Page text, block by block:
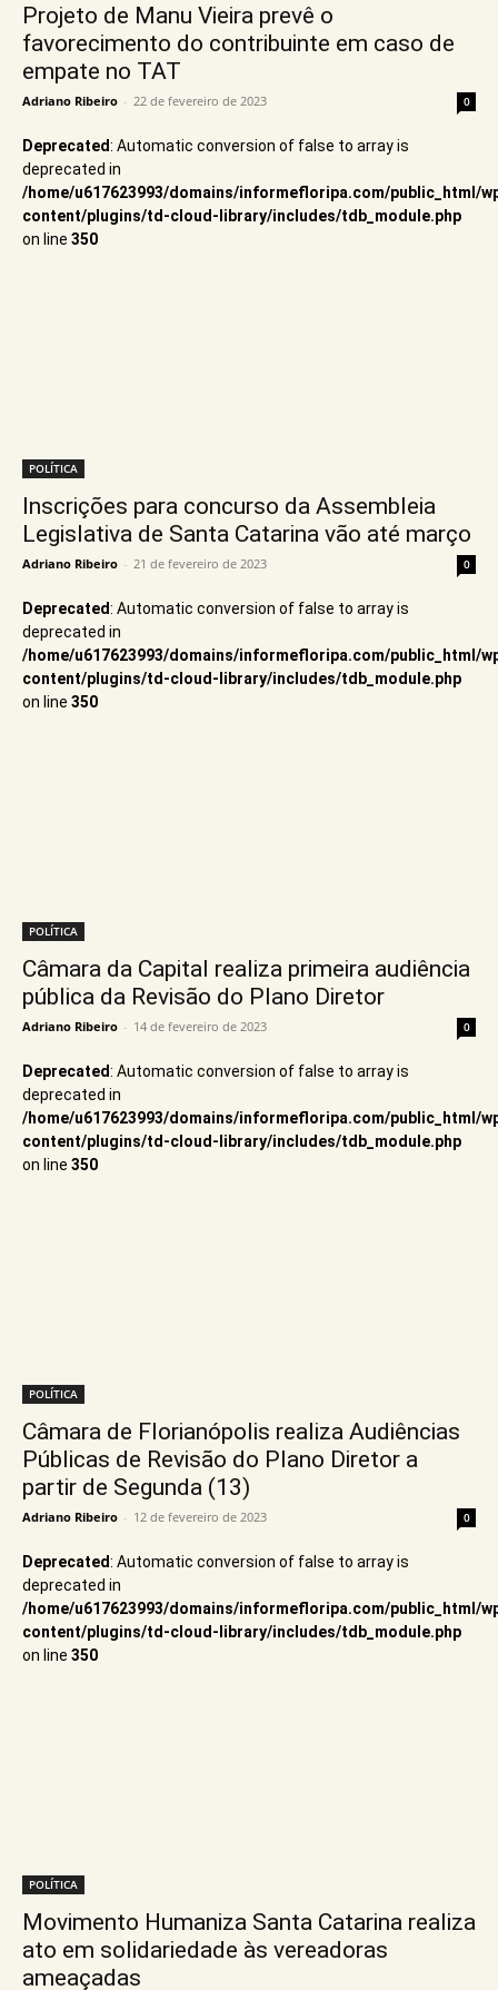
Projeto de Manu Vieira prevê o
favorecimento do contribuinte em caso de
empate no TAT
Adriano Ribeiro - 22 de fevereiro de 2023 0
POLÍTICA
Deprecated: Automatic conversion of false to array is
deprecated in
/home/u617623993/domains/informefloripa.com/public_html/
content/plugins/td-cloud-library/includes/tdb_module.php
on line 350
Inscrições para concurso da Assembleia
Legislativa de Santa Catarina vão até março
Adriano Ribeiro - 21 de fevereiro de 2023 0
POLÍTICA
Deprecated: Automatic conversion of false to array is
deprecated in
/home/u617623993/domains/informefloripa.com/public_html/
content/plugins/td-cloud-library/includes/tdb_module.php
on line 350
Câmara da Capital realiza primeira audiência
pública da Revisão do Plano Diretor
Adriano Ribeiro - 14 de fevereiro de 2023 0
POLÍTICA
Deprecated: Automatic conversion of false to array is
deprecated in
/home/u617623993/domains/informefloripa.com/public_html/
content/plugins/td-cloud-library/includes/tdb_module.php
on line 350
Câmara de Florianópolis realiza Audiências
Públicas de Revisão do Plano Diretor a
partir de Segunda (13)
Adriano Ribeiro - 12 de fevereiro de 2023 0
POLÍTICA
Deprecated: Automatic conversion of false to array is
deprecated in
/home/u617623993/domains/informefloripa.com/public_html/
content/plugins/td-cloud-library/includes/tdb_module.php
on line 350
Movimento Humaniza Santa Catarina realiza
ato em solidariedade às vereadoras
ameaçadas